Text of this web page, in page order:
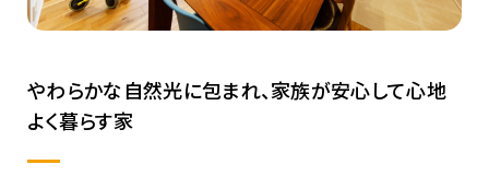
やわらかな自然光に包まれ、家族が安心して心地
よく暮らす家